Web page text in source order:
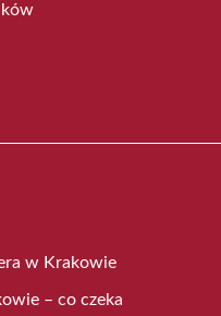
w Krakowie
– co czeka